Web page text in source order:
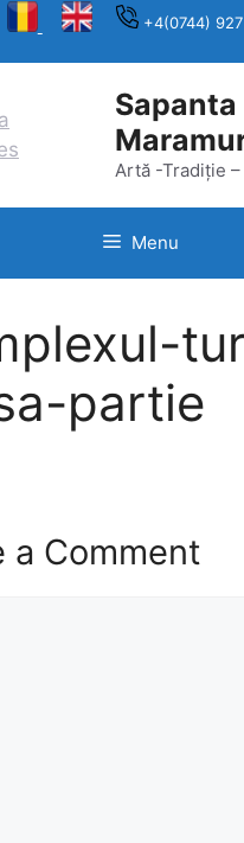
+4(0744)
Sapanta
Artă -Tradiție
Menu
partie
a Comment